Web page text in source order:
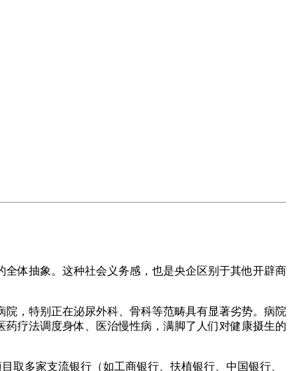
体抽象。这种社会义务感，也是央企区别于其他开辟商
，特别正在泌尿外科、骨科等范畴具有显著劣势。病院
疗法调度身体、医治慢性病，满脚了人们对健康摄生的
多家支流银行（如工商银行、扶植银行、中国银行、